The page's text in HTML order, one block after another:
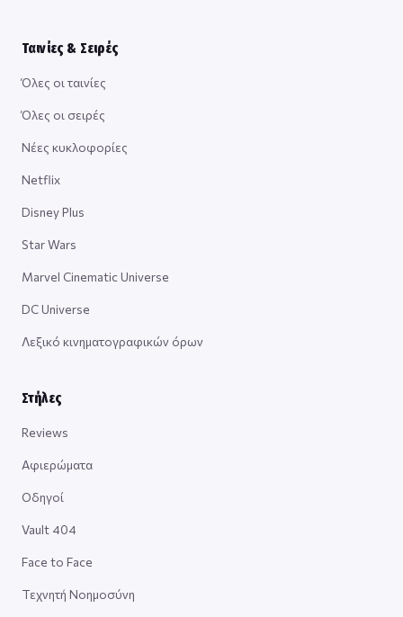
Ταινίες & Σειρές
Όλες οι ταινίες
Όλες οι σειρές
Νέες κυκλοφορίες
Netflix
Disney Plus
Star Wars
Marvel Cinematic Universe
DC Universe
Λεξικό κινηματογραφικών όρων
Στήλες
Reviews
Αφιερώματα
Οδηγοί
Vault 404
Face to Face
Τεχνητή Νοημοσύνη